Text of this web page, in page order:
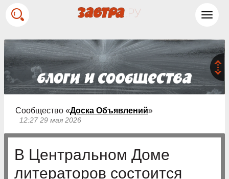
Сообщество «Доска Объявлений»
12:27 29 мая 2026
В Центральном Доме
литераторов состоится